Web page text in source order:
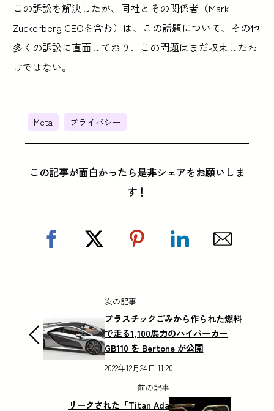
この訴訟を解決したが、同社とその関係者（Mark
Zuckerberg CEOを含む）は、この話題について、その他
多くの訴訟に直面しており、この問題はまだ収束したわ
けではない。
Meta プライバシー
この記事が面白かったら是非シェアをお願いしま
す！
次の記事
プラスチックごみから作られた燃料
で走る1,100馬力のハイパーカー
GB110 を Bertone が公開
2022年12月24日 11:20
前の記事
リークされた「Titan Ada